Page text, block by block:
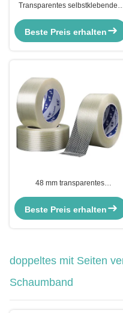
Transparentes selbstklebendes
Beste Preis erhalten
48 mm transparentes
Aufbewahrung von
Beste Preis erhalten
doppeltes mit Seiten
Schaumband